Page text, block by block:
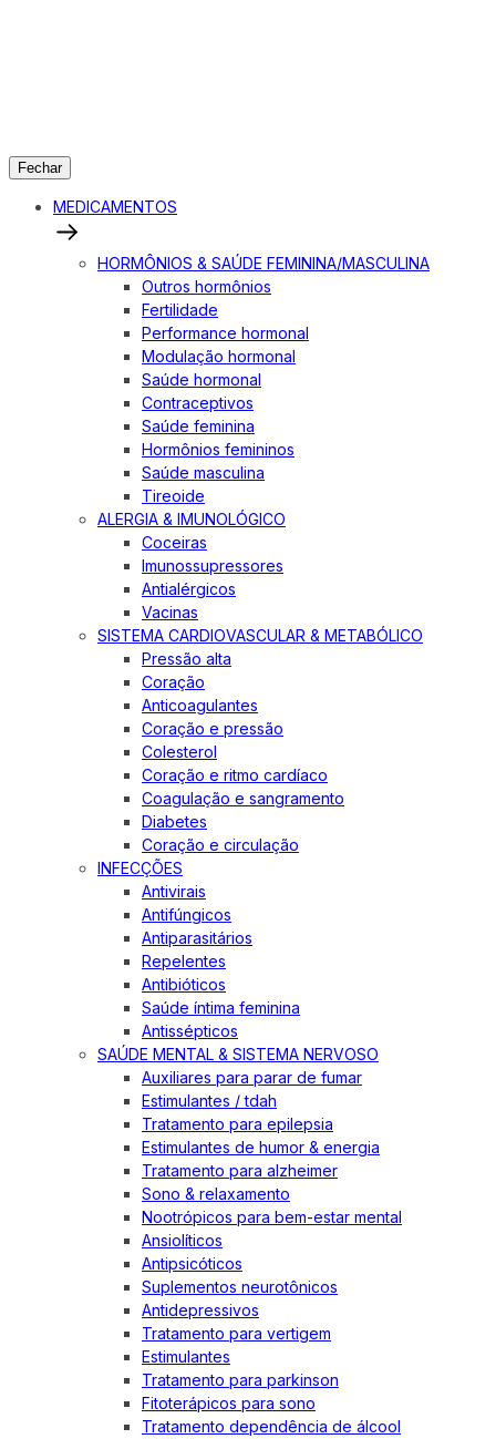
Fechar
MEDICAMENTOS
HORMÔNIOS & SAÚDE FEMININA/MASCULINA
Outros hormônios
Fertilidade
Performance hormonal
Modulação hormonal
Saúde hormonal
Contraceptivos
Saúde feminina
Hormônios femininos
Saúde masculina
Tireoide
ALERGIA & IMUNOLÓGICO
Coceiras
Imunossupressores
Antialérgicos
Vacinas
SISTEMA CARDIOVASCULAR & METABÓLICO
Pressão alta
Coração
Anticoagulantes
Coração e pressão
Colesterol
Coração e ritmo cardíaco
Coagulação e sangramento
Diabetes
Coração e circulação
INFECÇÕES
Antivirais
Antifúngicos
Antiparasitários
Repelentes
Antibióticos
Saúde íntima feminina
Antissépticos
SAÚDE MENTAL & SISTEMA NERVOSO
Auxiliares para parar de fumar
Estimulantes / tdah
Tratamento para epilepsia
Estimulantes de humor & energia
Tratamento para alzheimer
Sono & relaxamento
Nootrópicos para bem-estar mental
Ansiolíticos
Antipsicóticos
Suplementos neurotônicos
Antidepressivos
Tratamento para vertigem
Estimulantes
Tratamento para parkinson
Fitoterápicos para sono
Tratamento dependência de álcool